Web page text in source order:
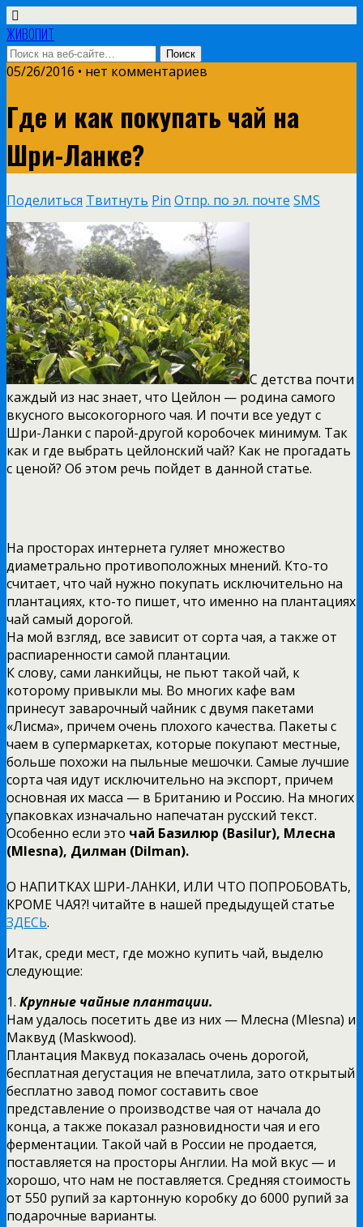
ЖИВОПИТ
05/26/2016 • нет комментариев
Где и как покупать чай на
Шри-Ланке?
Поделиться Твитнуть Pin Отпр. по эл. почте SMS
С детства почти
каждый из нас знает, что Цейлон — родина самого
вкусного высокогорного чая. И почти все уедут с
Шри-Ланки с парой-другой коробочек минимум. Так
как и где выбрать цейлонский чай? Как не прогадать
с ценой? Об этом речь пойдет в данной статье.
На просторах интернета гуляет множество
диаметрально противоположных мнений. Кто-то
считает, что чай нужно покупать исключительно на
плантациях, кто-то пишет, что именно на плантациях
чай самый дорогой.
На мой взгляд, все зависит от сорта чая, а также от
распиаренности самой плантации.
К слову, сами ланкийцы, не пьют такой чай, к
которому привыкли мы. Во многих кафе вам
принесут заварочный чайник с двумя пакетами
«Лисма», причем очень плохого качества. Пакеты с
чаем в супермаркетах, которые покупают местные,
больше похожи на пыльные мешочки. Самые лучшие
сорта чая идут исключительно на экспорт, причем
основная их масса — в Британию и Россию. На многих
упаковках изначально напечатан русский текст.
Особенно если это чай Базилюр (Basilur), Млесна
(Mlesna), Дилман (Dilman).
О НАПИТКАХ ШРИ-ЛАНКИ, ИЛИ ЧТО ПОПРОБОВАТЬ,
КРОМЕ ЧАЯ?! читайте в нашей предыдущей статье
ЗДЕСЬ.
Итак, среди мест, где можно купить чай, выделю
следующие:
1. Крупные чайные плантации.
Нам удалось посетить две из них — Млесна (Mlesna) и
Маквуд (Maskwood).
Плантация Маквуд показалась очень дорогой,
бесплатная дегустация не впечатлила, зато открытый
бесплатно завод помог составить свое
представление о производстве чая от начала до
конца, а также показал разновидности чая и его
ферментации. Такой чай в России не продается,
поставляется на просторы Англии. На мой вкус — и
хорошо, что нам не поставляется. Средняя стоимость
от 550 рупий за картонную коробку до 6000 рупий за
подарочные варианты.